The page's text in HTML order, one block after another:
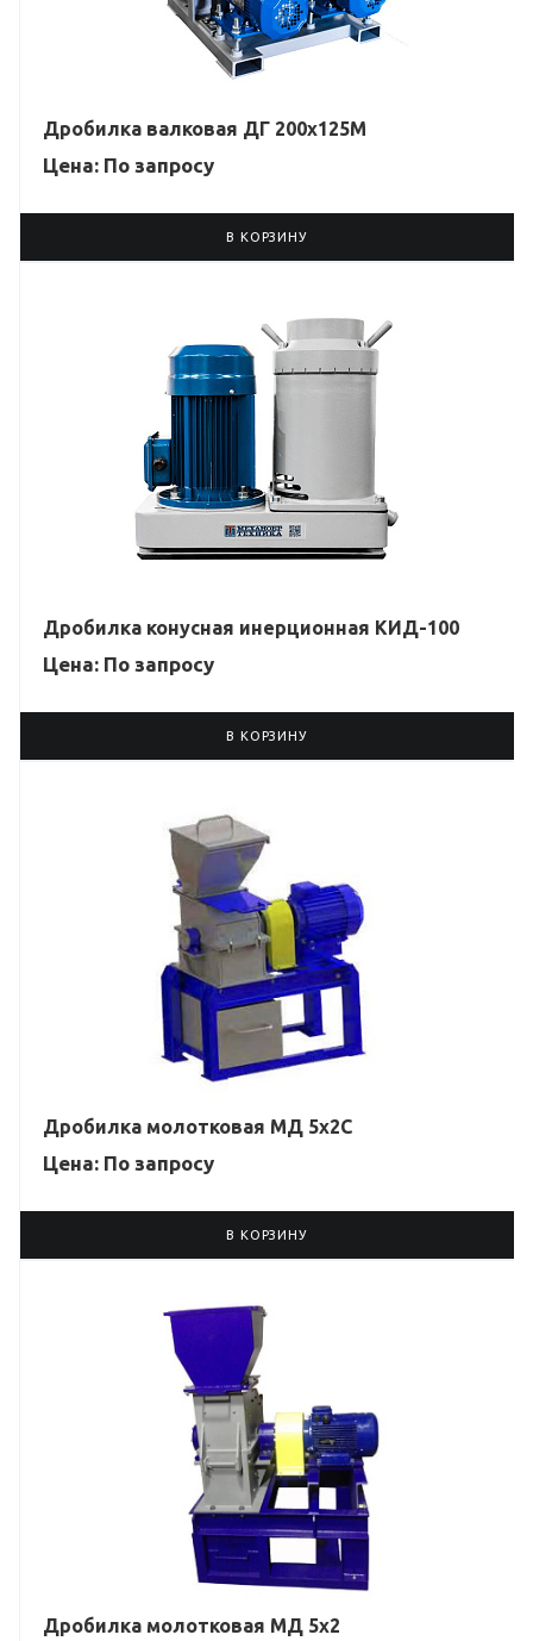
Дробилка валковая ДГ 200х125М
Цена: По запросу
В КОРЗИНУ
Дробилка конусная инерционная КИД-100
Цена: По запросу
В КОРЗИНУ
Дробилка молотковая МД 5х2С
Цена: По запросу
В КОРЗИНУ
Дробилка молотковая МД 5х2